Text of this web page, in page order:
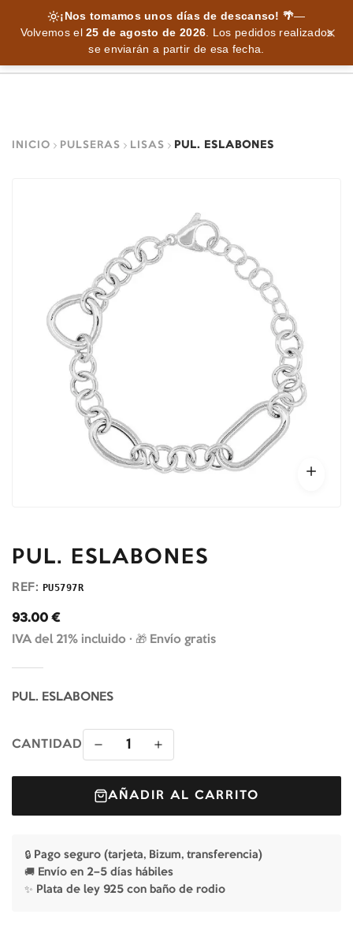
¡Nos tomamos unos días de descanso! 🌴—
Volvemos el25 de agosto de 2026. Los pedidos realizados
se enviarán a partir de esa fecha.
INICIO PULSERAS LISAS PUL. ESLABONES
PUL. ESLABONES
REF: PU5797R
93.00 €
IVA del 21% incluido · 🎁 Envío gratis
PUL. ESLABONES
CANTIDAD 1
AÑADIR AL CARRITO
🔒 Pago seguro (tarjeta, Bizum, transferencia)
🚚 Envío en 2–5 días hábiles
✨ Plata de ley 925 con baño de rodio